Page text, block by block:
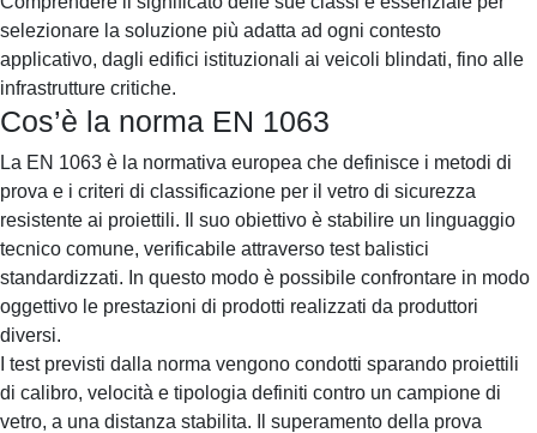
selezionare la soluzione più adatta ad ogni contesto
applicativo, dagli edifici istituzionali ai veicoli blindati, fino alle
infrastrutture critiche.
Cos’è la norma EN 1063
La EN 1063 è la normativa europea che definisce i metodi di
prova e i criteri di classificazione per il vetro di sicurezza
resistente ai proiettili. Il suo obiettivo è stabilire un linguaggio
tecnico comune, verificabile attraverso test balistici
standardizzati. In questo modo è possibile confrontare in modo
oggettivo le prestazioni di prodotti realizzati da produttori
diversi.
I test previsti dalla norma vengono condotti sparando proiettili
di calibro, velocità e tipologia definiti contro un campione di
vetro, a una distanza stabilita. Il superamento della prova